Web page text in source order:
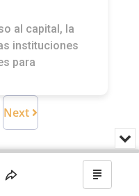
al capital, la
instituciones
para
Next
Compartir
o